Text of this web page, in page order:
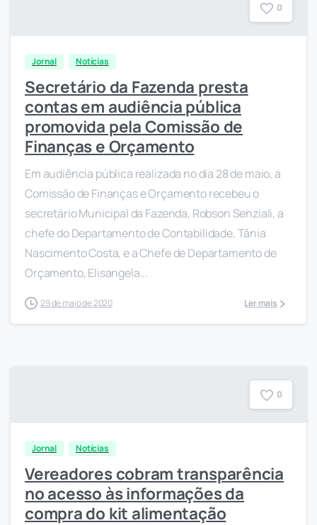
0
Jornal Notícias
Secretário da Fazenda presta
contas em audiência pública
promovida pela Comissão de
Finanças e Orçamento
Em audiência pública realizada no dia 28 de maio, a
Comissão de Finanças e Orçamento recebeu o
secretário Municipal da Fazenda, Robson Senziali, a
chefe do Departamento de Contabilidade, Tânia
Nascimento Costa, e a Chefe de Departamento de
Orçamento, Elisangela...
29 de maio de 2020 Ler mais
0
Jornal Notícias
Vereadores cobram transparência
no acesso às informações da
compra do kit alimentação